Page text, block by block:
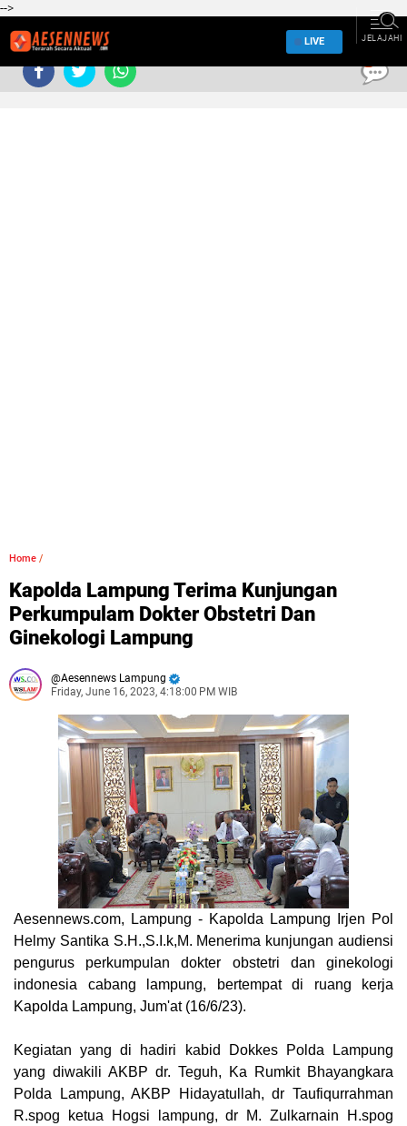
-->
LIVE JELAJAHI
Home /
Kapolda Lampung Terima Kunjungan
Perkumpulam Dokter Obstetri Dan
Ginekologi Lampung
Aesennews Lampung
Friday, June 16, 2023, 4:18:00 PM WIB
Aesennews.com, Lampung - Kapolda Lampung Irjen Pol
Helmy Santika S.H.,S.I.k,M. Menerima kunjungan audiensi
pengurus perkumpulan dokter obstetri dan ginekologi
indonesia cabang lampung, bertempat di ruang kerja
Kapolda Lampung, Jum'at (16/6/23).
Kegiatan yang di hadiri kabid Dokkes Polda Lampung
yang diwakili AKBP dr. Teguh, Ka Rumkit Bhayangkara
Polda Lampung, AKBP Hidayatullah, dr Taufiqurrahman
R.spog ketua Hogsi lampung, dr M. Zulkarnain H.spog